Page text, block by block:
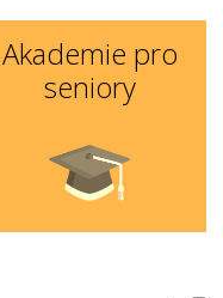
Akademie pro
seniory